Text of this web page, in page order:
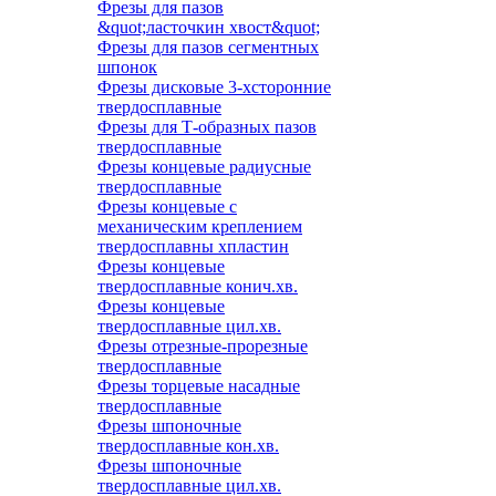
Фрезы для пазов
&quot;ласточкин хвост&quot;
Фрезы для пазов сегментных
шпонок
Фрезы дисковые 3-хсторонние
твердосплавные
Фрезы для Т-образных пазов
твердосплавные
Фрезы концевые радиусные
твердосплавные
Фрезы концевые с
механическим креплением
твердосплавны хпластин
Фрезы концевые
твердосплавные конич.хв.
Фрезы концевые
твердосплавные цил.хв.
Фрезы отрезные-прорезные
твердосплавные
Фрезы торцевые насадные
твердосплавные
Фрезы шпоночные
твердосплавные кон.хв.
Фрезы шпоночные
твердосплавные цил.хв.